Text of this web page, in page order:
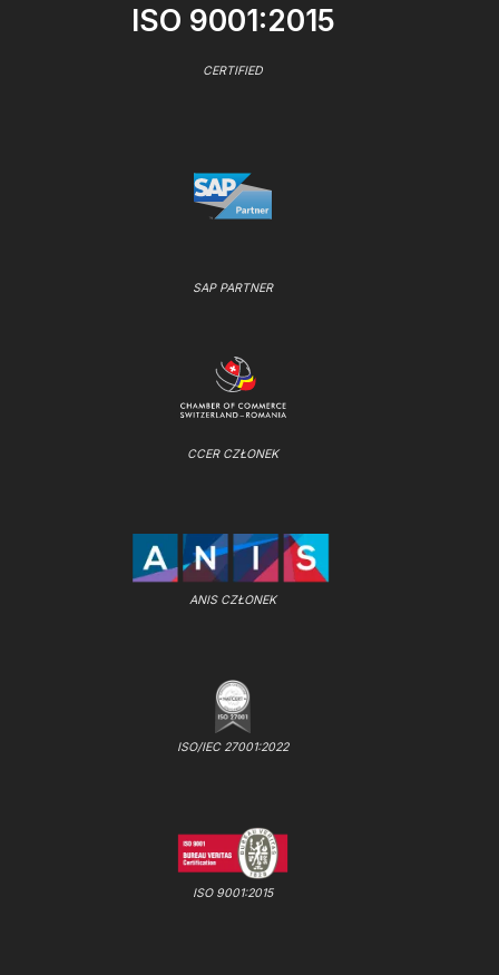
ISO 9001:2015
CERTIFIED
SAP PARTNER
CCER CZŁONEK
ANIS CZŁONEK
ISO/IEC 27001:2022
ISO 9001:2015